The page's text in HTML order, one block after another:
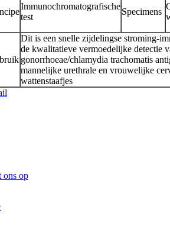
Immunochromatografische
test
Specimens
Dit is een snelle zijdelingse stroming-
de kwalitatieve vermoedelijke detectie
gonorrhoeae/chlamydia trachomatis
mannelijke urethrale en vrouwelijke
wattenstaafjes
ons op